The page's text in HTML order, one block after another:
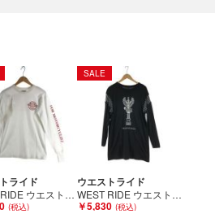
取させていただいた商品であり、
を装った偽装サイトにご注意くださ
商品画像や文章を無断盗用した『偽
すが、
ませんのでご注意ください。
ライド
WEST RIDE ウエストライド メンズ カットソー ホワイト Bランク
SALE
ウエストライド
WEST RIDE ウエストライド メンズ カットソー プリントカットソー サイズ40 ブラック Bランク
￥5,830